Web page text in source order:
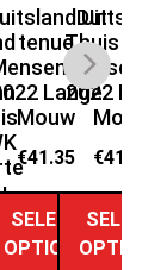
Uit
tenue
WK
Lange
Mouw
€41.35
SELECT
OPTIONS
Duitsland
Thuis
Mensen
2022
Mouw
€41.35
SELECT
OPTIONS